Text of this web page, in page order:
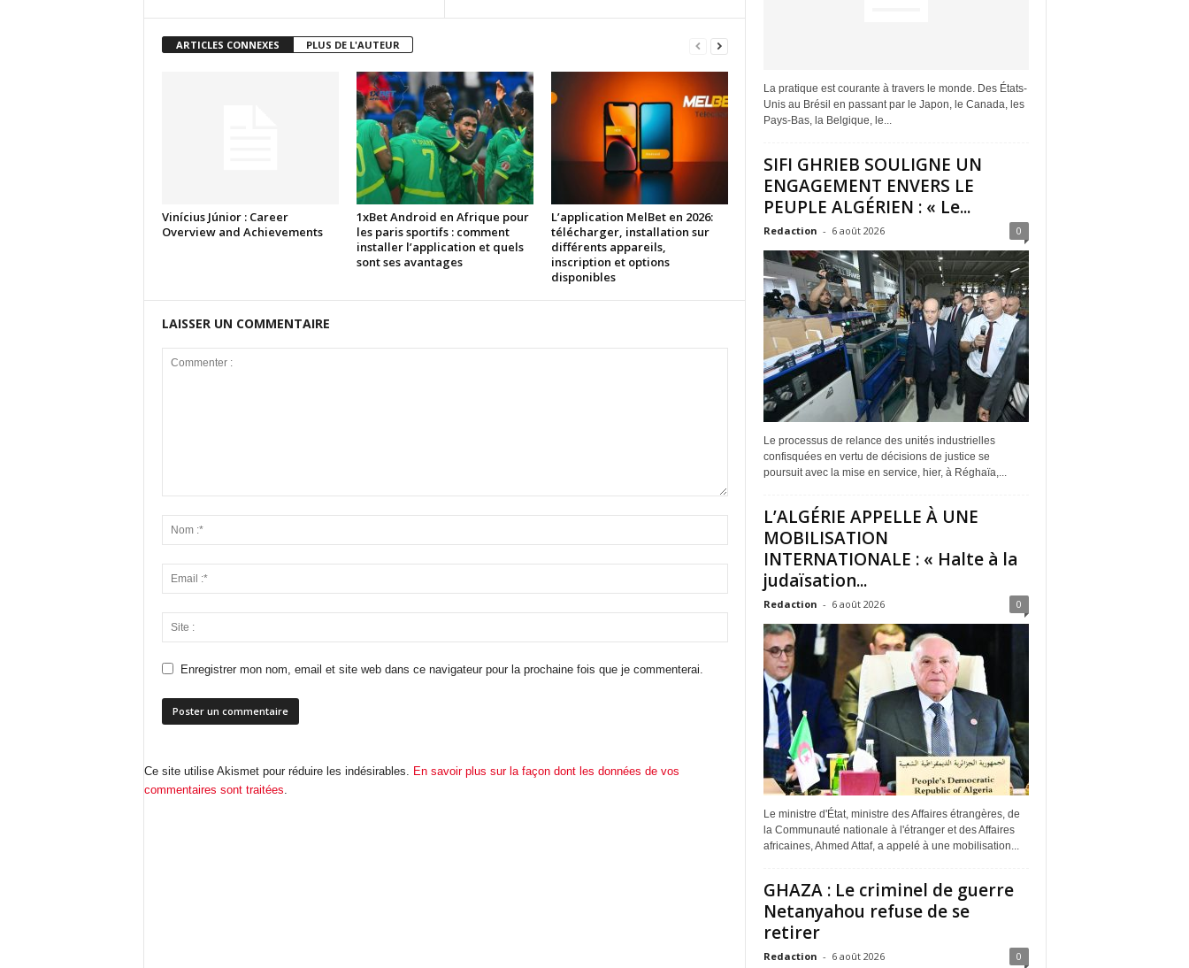
ARTICLES CONNEXES PLUS DE L'AUTEUR
Vinícius Júnior : Career
Overview and Achievements
1xBet Android en Afrique pour
les paris sportifs : comment
installer l’application et quels
sont ses avantages
L’application MelBet en 2026:
télécharger, installation sur
différents appareils,
inscription et options
disponibles
LAISSER UN COMMENTAIRE
Enregistrer mon nom, email et site web dans ce navigateur pour la prochaine fois que je commenterai.
Ce site utilise Akismet pour réduire les indésirables. En savoir plus sur la façon dont les données de vos
commentaires sont traitées.
La pratique est courante à travers le monde. Des États-
Unis au Brésil en passant par le Japon, le Canada, les
Pays-Bas, la Belgique, le...
SIFI GHRIEB SOULIGNE UN
ENGAGEMENT ENVERS LE
PEUPLE ALGÉRIEN : « Le...
Redaction - 6 août 2026 0
Le processus de relance des unités industrielles
confisquées en vertu de décisions de justice se
poursuit avec la mise en service, hier, à Réghaïa,...
L’ALGÉRIE APPELLE À UNE
MOBILISATION
INTERNATIONALE : « Halte à la
judaïsation...
Redaction - 6 août 2026 0
Le ministre d'État, ministre des Affaires étrangères, de
la Communauté nationale à l'étranger et des Affaires
africaines, Ahmed Attaf, a appelé à une mobilisation...
GHAZA : Le criminel de guerre
Netanyahou refuse de se
retirer
Redaction - 6 août 2026 0